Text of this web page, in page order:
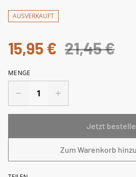
AUSVERKAUFT
15,95 € 21,45 €
MENGE
Jetzt
Zum Warenkorb